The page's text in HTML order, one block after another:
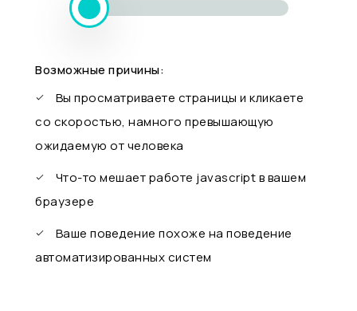
Возможные причины:
Вы просматриваете страницы и кликаете
со скоростью, намного превышающую
ожидаемую от человека
Что-то мешает работе javascript в вашем
браузере
Ваше поведение похоже на поведение
автоматизированных систем